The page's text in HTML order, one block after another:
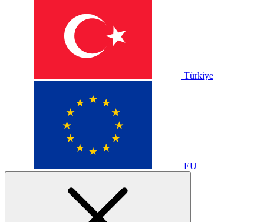
Türkiye
EU